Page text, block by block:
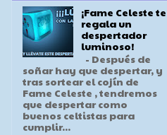
¡Fame Celeste te
regala un
despertador
luminoso!
- Después de
soñar hay que despertar, y
tras sortear el cojín de
Fame Celeste , tendremos
que despertar como
buenos celtistas para
cumplir...